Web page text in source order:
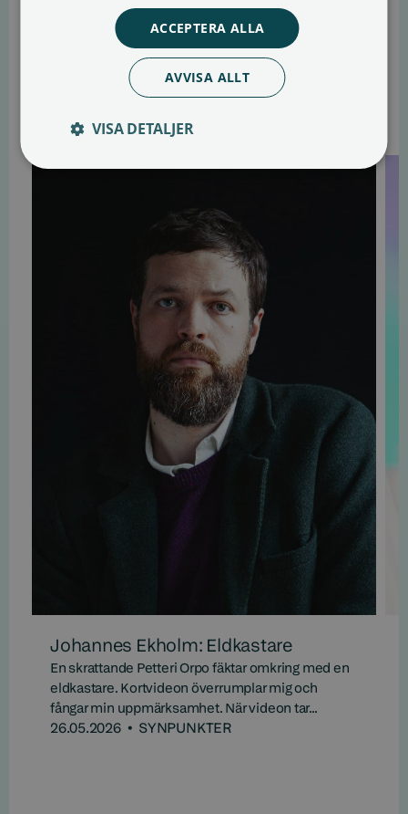
Läs även dessa ALLA ARTIKLAR
Johannes Ekholm: Eldkastare
En skrattande Petteri Orpo fäktar omkring med en
eldkastare. Kortvideon överrumplar mig och
fångar min uppmärksamhet. När videon tar...
26.05.2026 • SYNPUNKTER
ACCEPTERA ALLA
AVVISA ALLT
VISA DETALJER